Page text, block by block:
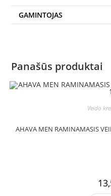
GAMINTOJAS
Panašūs produktai
Veido
AHAVA MEN RAMINAMASIS